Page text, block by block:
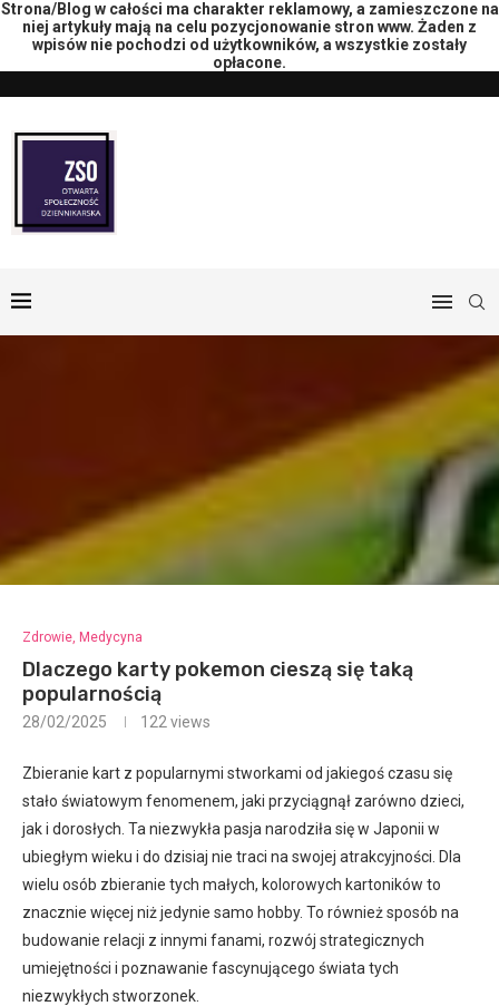
Strona/Blog w całości ma charakter reklamowy, a zamieszczone na
niej artykuły mają na celu pozycjonowanie stron www. Żaden z
wpisów nie pochodzi od użytkowników, a wszystkie zostały
opłacone.
Zdrowie, Medycyna
Dlaczego karty pokemon cieszą się taką
popularnością
28/02/2025 122 views
Zbieranie kart z popularnymi stworkami od jakiegoś czasu się
stało światowym fenomenem, jaki przyciągnął zarówno dzieci,
jak i dorosłych. Ta niezwykła pasja narodziła się w Japonii w
ubiegłym wieku i do dzisiaj nie traci na swojej atrakcyjności. Dla
wielu osób zbieranie tych małych, kolorowych kartoników to
znacznie więcej niż jedynie samo hobby. To również sposób na
budowanie relacji z innymi fanami, rozwój strategicznych
umiejętności i poznawanie fascynującego świata tych
niezwykłych stworzonek.